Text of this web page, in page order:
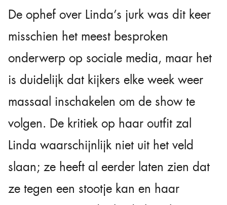
De ophef over Linda’s jurk was dit keer
misschien het meest besproken
onderwerp op sociale media, maar het
is duidelijk dat kijkers elke week weer
massaal inschakelen om de show te
volgen. De kritiek op haar outfit zal
Linda waarschijnlijk niet uit het veld
slaan; ze heeft al eerder laten zien dat
ze tegen een stootje kan en haar